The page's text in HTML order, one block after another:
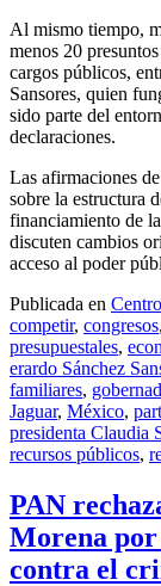
Al mismo tiempo,
menos 20
cargos públicos,
Sansores, quien
sido parte del
declaraciones.
Las afirmaciones
sobre la estructura
financiamiento de
discuten cambios
acceso al poder
Publicada en Centro
competir, congresos,
presupuestales,
erardo Sánchez
familiares,
Jaguar, México,
presidenta Claudia
recursos públicos,
PAN
Morena por
contra el